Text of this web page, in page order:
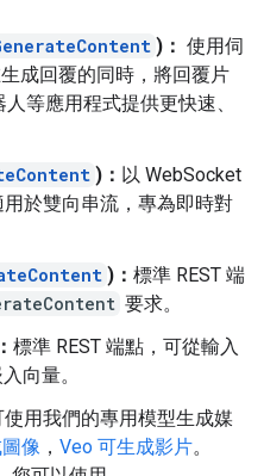
)： 使用伺
成回覆的同時，將回覆片
等應用程式提供更快速、
)： 以 WebSocket
於雙向串流，專為即時對
)： 標準 REST 端
要求。
標準 REST 端點，可從輸入
向量。
用我們的專用模型生成媒
像 ， Veo 可生成影片。